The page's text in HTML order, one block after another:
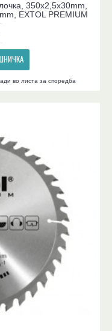
350x2,5x30mm,
EXTOL PREMIUM
во листа за споредба